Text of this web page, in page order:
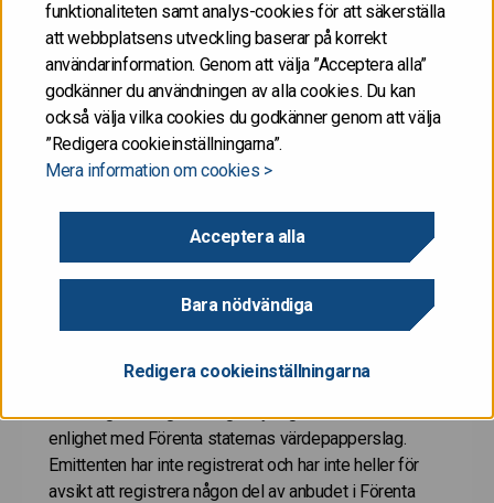
funktionaliteten samt analys-cookies för att säkerställa
att webbplatsens utveckling baserar på korrekt
användarinformation. Genom att välja ”Acceptera alla”
godkänner du användningen av alla cookies. Du kan
också välja vilka cookies du godkänner genom att välja
”Redigera cookieinställningarna”.
Mera information om cookies >
Acceptera alla
Bara nödvändiga
Redigera cookieinställningarna
INDIREKT, I ELLER TILL
FÖRENTA STATERNA
Informationen på de här Internetsidorna får inte
publiceras eller annars spridas i eller till Förenta
eller uppmaning att göra köpeanbud av värdepapper i
Förenta staterna. Dessa värdepapper är inte
registrerade och kommer inte att registreras enligt
Förenta staternas värdepapperslag av år 1933
(inklusive ändringar) (”Förenta staternas
värdepapperslag”) och de får inte bjudas ut eller säljas
i Förenta staterna om de inte har registrerats eller
undantag från registreringsskyldigheten har erhållits i
enlighet med Förenta staternas värdepapperslag.
Emittenten har inte registrerat och har inte heller för
avsikt att registrera någon del av anbudet i Förenta